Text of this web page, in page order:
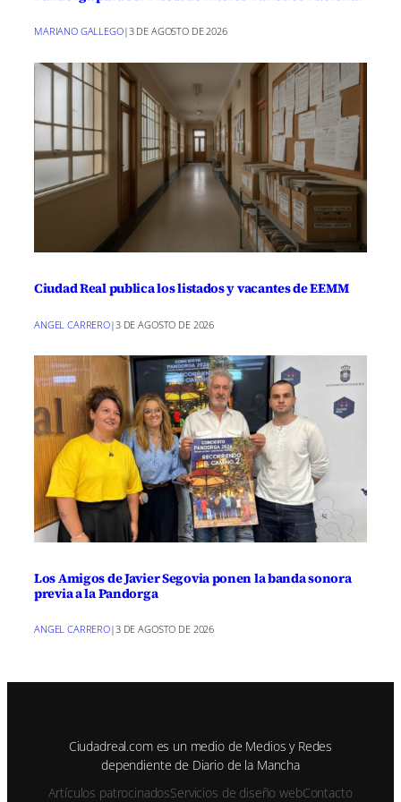
MARIANO GALLEGO|3 DE AGOSTO DE 2026
Ciudad Real publica los listados y vacantes de EEMM
ANGEL CARRERO|3 DE AGOSTO DE 2026
Los Amigos de Javier Segovia ponen la banda sonora
previa a la Pandorga
ANGEL CARRERO|3 DE AGOSTO DE 2026
Ciudadreal.com es un medio de Medios y Redes
dependiente de Diario de la Mancha
Artículos patrocinadosServicios de diseño webContacto